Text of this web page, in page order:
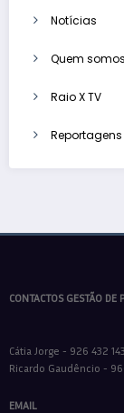
Notícias
Quem somos
Raio X TV
Reportagens
CONTACTOS GESTÃO DE
Cátia Jorge - 926 432 143
Ricardo Gaudêncio -
EMAIL